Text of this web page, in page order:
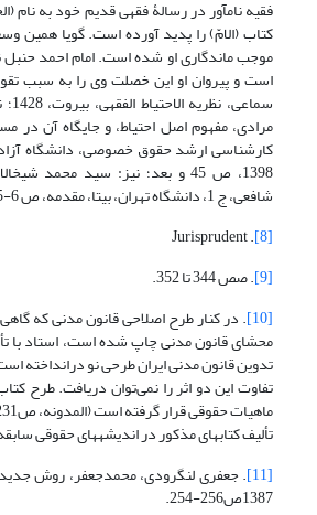
فقیه نام‏آور در رسالۀ فقهی قدیم خود به نام
کتاب (الامّ) را پدید آورده است. گویا همین
موجب ماندگاری او شده است. امام احمد
است و پیروان او این خصلت وی را به سبب
مرادی، مفهوم اصل احتیاط، و جایگاه آن در
کارشناسی ارشد حقوق خصوصی، دانشگاه
1398، ص 45 و بعد؛ نیز: سید محمد
شافعی، ج 1، دانشگاه تهران، بی‏تا، مقدمه، ص 6-5.).
[8]
. Jurisprudent
[9] . صص 344 تا 352.
[10]
. در کنار طرح اصلاحی قانون مدنی که
محشای قانون مدنی چاپ شده است، استاد با
تدوین قانون مدنی ایران طرحی نو درانداخته
تفاوت این دو اثر را نمی‌توان دریافت. طرح
تألیف کتابهای مذکور در اندیشه‏های حقوقی
[11]
. جعفری لنگرودی، محمدجعفر، روش
1387ص256-254.